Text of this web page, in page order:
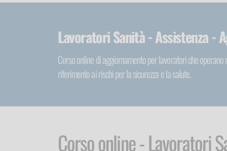
Lavoratori Sanità - Assistenza -
Corso online di aggiornamento per lavoratori che
riferimento ai rischi per la sicurezza e la salute.
Corso online - Lavoratori